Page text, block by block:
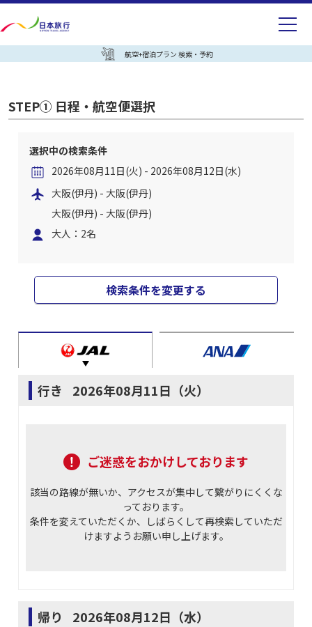
航空+宿泊プラン 検索・予約
STEP① 日程・航空便選択
選択中の検索条件
2026年08月11日(火) - 2026年08月12日(水)
大阪(伊丹) - 大阪(伊丹)
大阪(伊丹) - 大阪(伊丹)
大人：2名
検索条件を変更する
行き 2026年08月11日（火）
ご迷惑をおかけしております
該当の路線が無いか、アクセスが集中して繋がりにくくな
っております。
条件を変えていただくか、しばらくして再検索していただ
けますようお願い申し上げます。
帰り 2026年08月12日（水）